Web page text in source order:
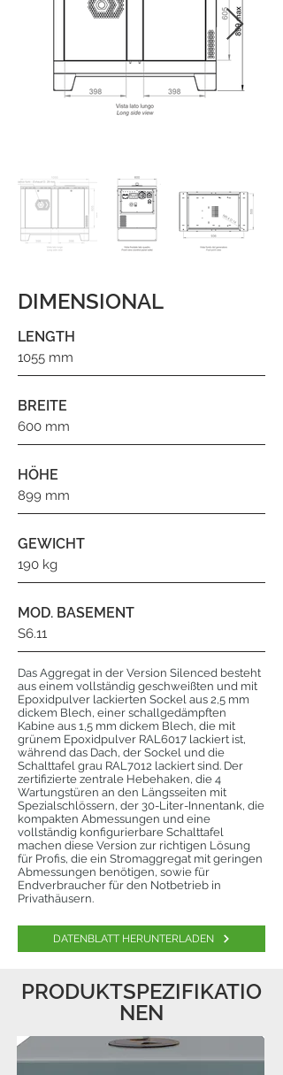
DIMENSIONAL
LENGTH
1055 mm
BREITE
600 mm
HÖHE
899 mm
GEWICHT
190 kg
MOD. BASEMENT
S6.11
Das Aggregat in der Version Silenced besteht
aus einem vollständig geschweißten und mit
Epoxidpulver lackierten Sockel aus 2,5 mm
dickem Blech, einer schallgedämpften
Kabine aus 1,5 mm dickem Blech, die mit
grünem Epoxidpulver RAL6017 lackiert ist,
während das Dach, der Sockel und die
Schalttafel grau RAL7012 lackiert sind. Der
zertifizierte zentrale Hebehaken, die 4
Wartungstüren an den Längsseiten mit
Spezialschlössern, der 30-Liter-Innentank, die
kompakten Abmessungen und eine
vollständig konfigurierbare Schalttafel
machen diese Version zur richtigen Lösung
für Profis, die ein Stromaggregat mit geringen
Abmessungen benötigen, sowie für
Endverbraucher für den Notbetrieb in
Privathäusern.
DATENBLATT HERUNTERLADEN
PRODUKTSPEZIFIKATIO
NEN